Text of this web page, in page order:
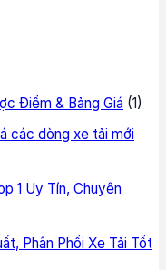
Điểm & Bảng Giá (1)
các dòng xe tải mới
1 Uy Tín, Chuyên
Phân Phối Xe Tải Tốt